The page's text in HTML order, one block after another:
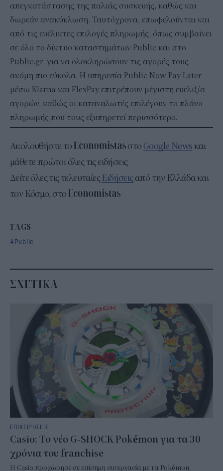
απεγκατάστασης της παλιάς συσκευής, καθώς και
δωρεάν ανακύκλωση. Ταυτόχρονα, επωφελούνται και
από τις ευέλικτες επιλογές πληρωμής, όπως συμβαίνει
σε όλο το δίκτυο καταστημάτων Public και στο
Public.gr, για να ολοκληρώσουν τις αγορές τους
ακόμη πιο εύκολα. Η υπηρεσία Public Now Pay Later
μέσω Klarna και FlexPay επιτρέπουν μέγιστη ευελιξία
αγορών, καθώς οι καταναλωτές επιλέγουν το πλάνο
πληρωμής που τους εξυπηρετεί περισσότερο.
Ακολουθήστε το στο Google Newsκαι
μάθετε πρώτοι όλες τις ειδήσεις
Δείτε όλες τις τελευταίεςΕιδήσειςαπό την Ελλάδα και
τον Κόσμο, στο
TAGS
Public
ΣΧΕΤΙΚΑ
ΕΠΙΧΕΙΡΗΣΕΙΣ
Casio: Το νέο G-SHOCK Pokémon για τα 30
χρόνια του franchise
Η Casio προχώρησε σε επίσημη συνεργασία με τα Pokémon,